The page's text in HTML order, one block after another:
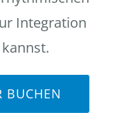
Integration
BUCHEN